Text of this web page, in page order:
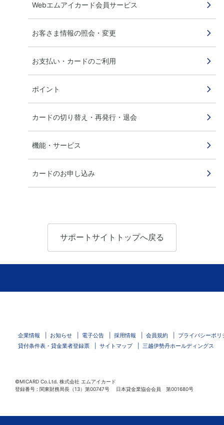
Webエムアイカード会員サービス
お客さま情報の照会・変更
お支払い・カードのご利用
ポイント
カードの切り替え・再発行・退会
機能・サービス
カードのお申し込み
サポートサイトトップへ戻る
企業情報 お知らせ 電子公告 採用情報 会員規約
プライバシーポリ
貸付条件表・貸金業者登録票
サイトマップ 三越伊勢丹ホールディングス
©MICARD Co.Ltd. 株式会社 エムアイカード
登録番号 : 関東財務局長（13）第00747号 日本貸金業協会会員 第001680号